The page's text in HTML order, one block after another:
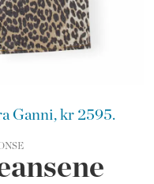
Ganni, kr 2595.